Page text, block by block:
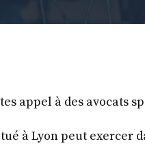
appel à des avocats
à Lyon peut exercer